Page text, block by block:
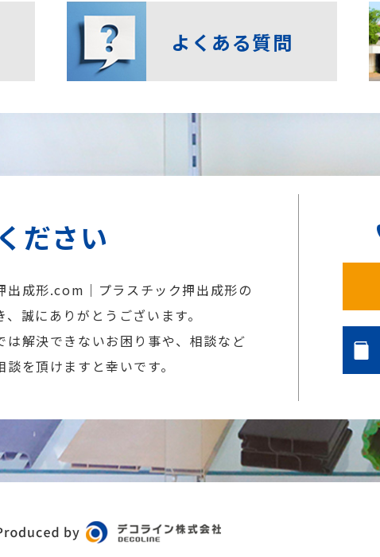
よくある質問
ださい
出成形.com｜プラスチック押出成形の
誠にありがとうございます。
解決できないお困り事や、相談など
を頂けますと幸いです。